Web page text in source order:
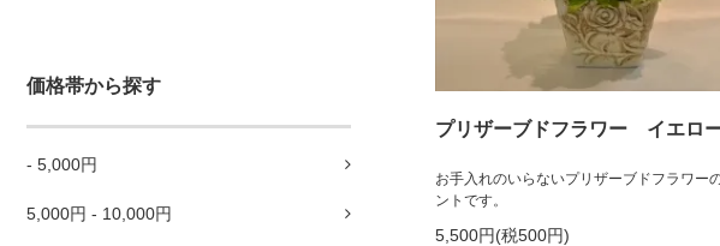
価格帯から探す
- 5,000円
5,000円 - 10,000円
プリザーブドフラワー イエロ
お手入れのいらないプリザーブドフラワー
ントです。
5,500円(税500円)